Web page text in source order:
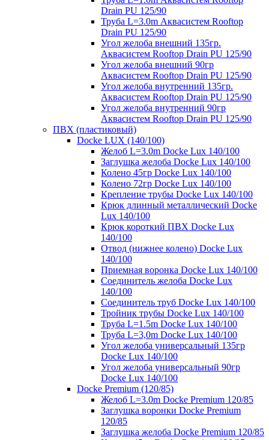
Drain PU 125/90
Труба L=3.0m Аквасистем Rooftop
Drain PU 125/90
Угол желоба внешний 135гр.
Аквасистем Rooftop Drain PU 125/90
Угол желоба внешний 90гр
Аквасистем Rooftop Drain PU 125/90
Угол желоба внутренний 135гр.
Аквасистем Rooftop Drain PU 125/90
Угол желоба внутренний 90гр
Аквасистем Rooftop Drain PU 125/90
ПВХ (пластиковый)
Docke LUX (140/100)
Желоб L=3.0m Docke Lux 140/100
Заглушка желоба Docke Lux 140/100
Колено 45гр Docke Lux 140/100
Колено 72гр Docke Lux 140/100
Крепление трубы Docke Lux 140/100
Крюк длинный металлический Docke
Lux 140/100
Крюк короткий ПВХ Docke Lux
140/100
Отвод (нижнее колено) Docke Lux
140/100
Приемная воронка Docke Lux 140/100
Соединитель желоба Docke Lux
140/100
Соединитель труб Docke Lux 140/100
Тройник трубы Docke Lux 140/100
Труба L=1.5m Docke Lux 140/100
Труба L=3,0m Docke Lux 140/100
Угол желоба универсальный 135гр
Docke Lux 140/100
Угол желоба универсальный 90гр
Docke Lux 140/100
Docke Premium (120/85)
Желоб L=3.0m Docke Premium 120/85
Заглушка воронки Docke Premium
120/85
Заглушка желоба Docke Premium 120/85